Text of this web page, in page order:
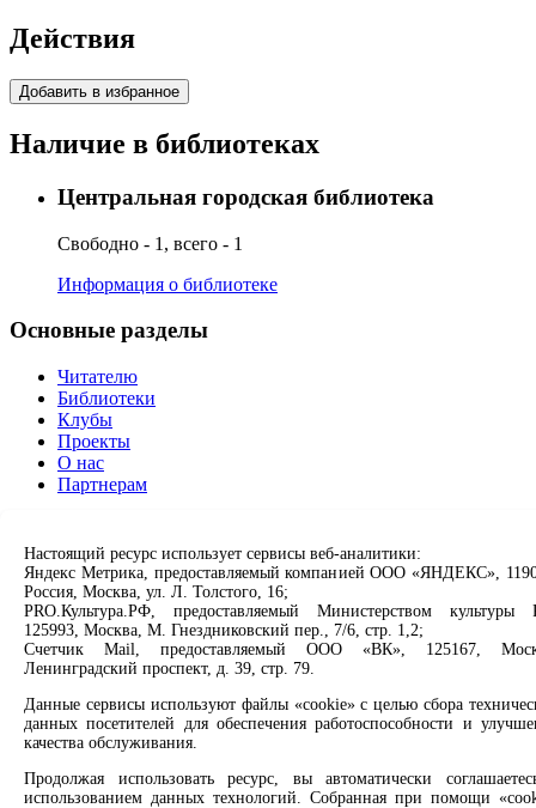
Действия
Добавить в избранное
Наличие в библиотеках
Центральная городская библиотека
Свободно - 1, всего - 1
Информация о библиотеке
Основные разделы
Читателю
Библиотеки
Клубы
Проекты
О нас
Партнерам
Продлить книгу
Спроси библиотекаря
Спроси краеведа
Оцените качество услуг
Направить обращение директору
Соцсети
Вконтакте
Одноклассники
Max
Настоящий ресурс использует сервисы веб-аналитики:
Яндекс Метрика, предоставляемый компанией ООО «ЯНДЕКС»,
Россия, Москва, ул. Л. Толстого, 16;
PRO.Культура.РФ, предоставляемый Министерством культуры
125993, Москва, М. Гнездниковский пер., 7/6, стр. 1,2;
Счетчик Mail, предоставляемый ООО «ВК», 125167,
Ленинградский проспект, д. 39, стр. 79.
Данные сервисы используют файлы «cookie» с целью сбора
данных посетителей для обеспечения работоспособности и
качества обслуживания.
Продолжая использовать ресурс, вы автоматически
использованием данных технологий. Собранная при помощи